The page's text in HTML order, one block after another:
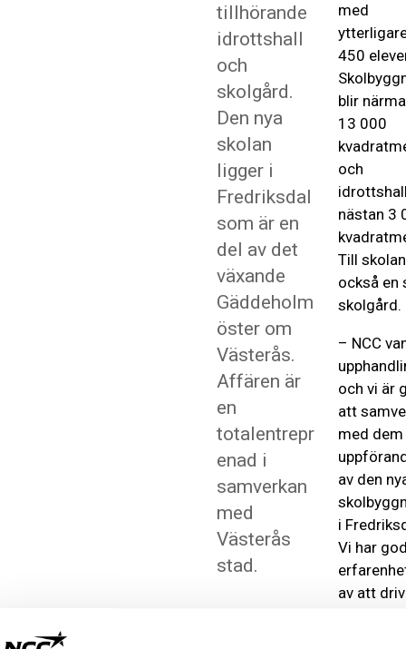
tillhörande
idrottshall
och
skolgård.
Den nya
skolan
ligger i
Fredriksdal
som är en
del av det
växande
Gäddeholm
öster om
Västerås.
Affären är
en
totalentrepr
enad i
samverkan
med
Västerås
stad.
med
450
blir
13 000
och
nästan 3
Till
också en
skolgård.
–­ NCC
och vi är
att
med dem
av den
i
Vi har
av att